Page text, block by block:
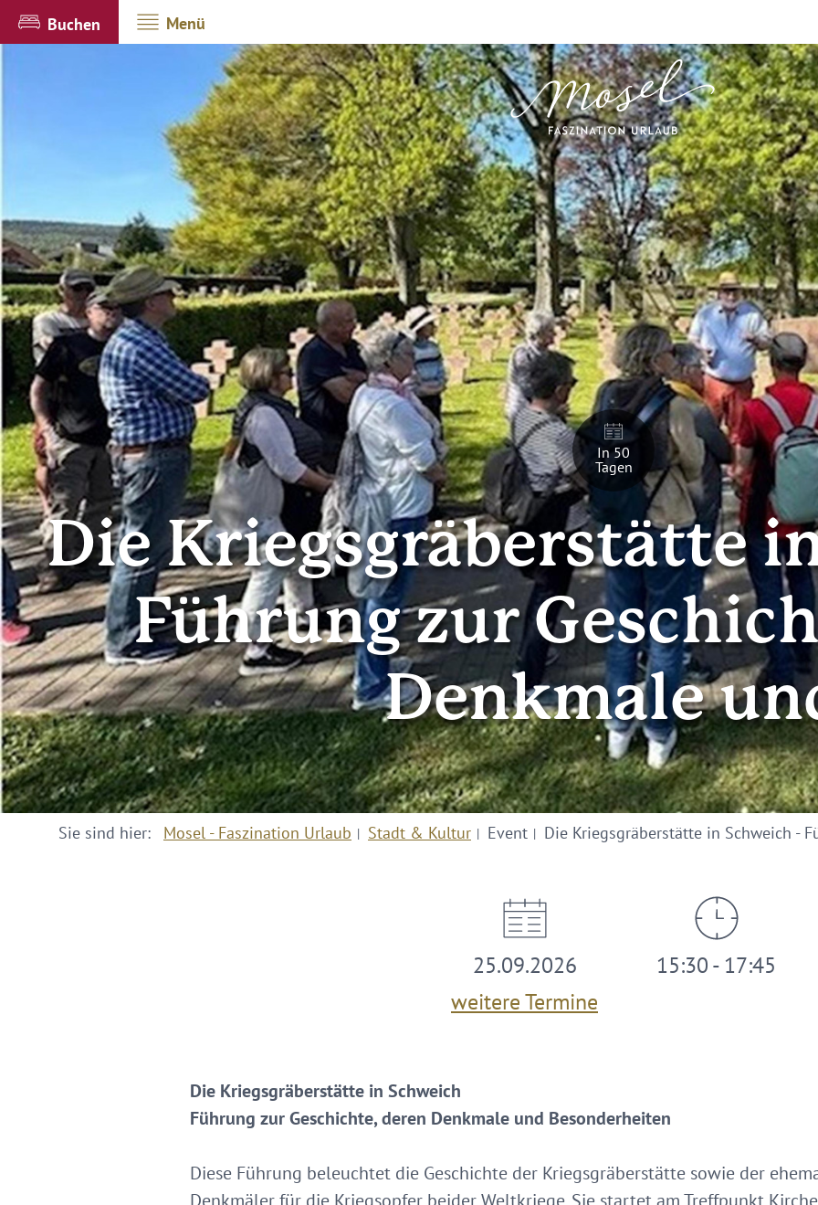
Buchen Menü
In 50
Tagen
Die Kriegsgräberstätte
Führung zur
Denkmale
Sie sind hier: Mosel - Faszination Urlaub Stadt & Kultur Event Die Kriegsgräberstätte in Schweich -
25.09.2026
weitere Termine
15:30 - 17:45
Die Kriegsgräberstätte in Schweich
Führung zur Geschichte, deren Denkmale und Besonderheiten
Diese Führung beleuchtet die Geschichte der Kriegsgräberstätte sowie der